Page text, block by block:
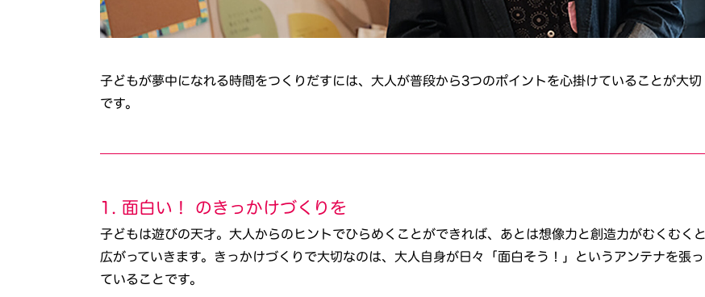
子どもが夢中になれる時間をつくりだすには、大人が普段から3つのポイントを心掛けていることが大切
です。
1. 面白い！ のきっかけづくりを
子どもは遊びの天才。大人からのヒントでひらめくことができれば、あとは想像力と創造力がむくむくと
広がっていきます。きっかけづくりで大切なのは、大人自身が日々「面白そう！」というアンテナを張っ
ていることです。